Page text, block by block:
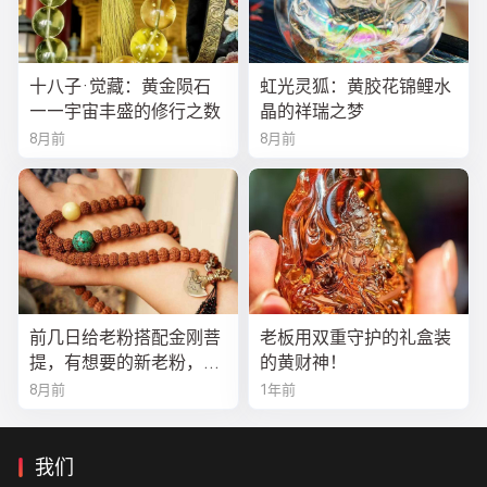
十八子·觉藏：黄金陨石
——宇宙丰盛的修行之数
8月前
虹光灵狐：黄胶花锦鲤水
晶的祥瑞之梦
8月前
前几日给老粉搭配金刚菩
提，有想要的新老粉，都
可以来排队
8月前
老板用双重守护的礼盒装
的黄财神！
1年前
我们